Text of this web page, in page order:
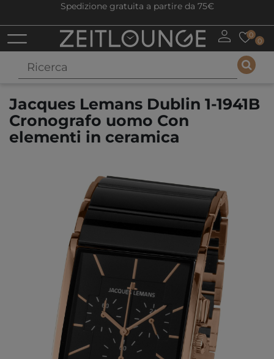
Spedizione gratuita a partire da 75€
0
0
Jacques Lemans Dublin 1-1941B
Cronografo uomo Con
elementi in ceramica